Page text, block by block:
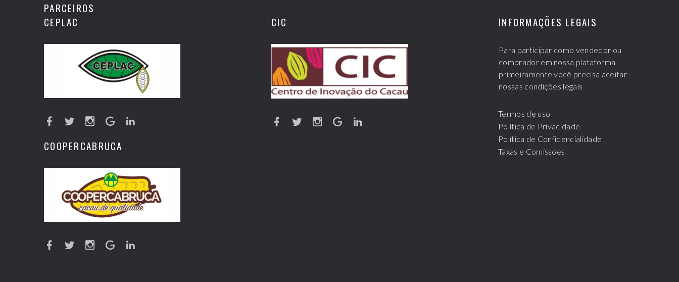
PARCEIROS
CEPLAC
COOPERCABRUCA
CIC INFORMAÇÕES LEGAIS
Para participar como vendedor ou
comprador em nossa plataforma
primeiramente você precisa aceitar
nossas condições legais
Termos de uso
Política de Privacidade
Política de Confidencialidade
Taxas e Comissoes